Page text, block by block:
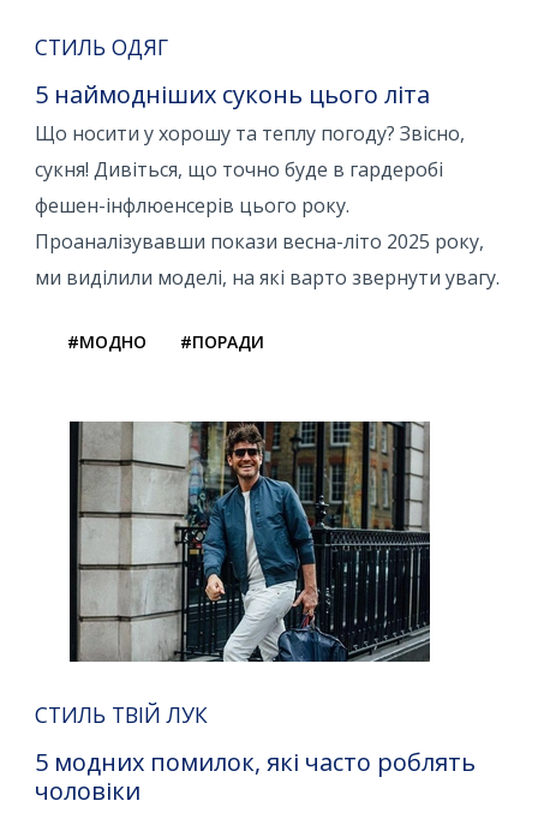
СТИЛЬ ОДЯГ
5 наймодніших суконь цього літа
Що носити у хорошу та теплу погоду? Звісно, ​​
сукня! Дивіться, що точно буде в гардеробі
фешен-інфлюенсерів цього року.
Проаналізувавши покази весна-літо 2025 року,
ми виділили моделі, на які варто звернути увагу.
#МОДНО #ПОРАДИ
СТИЛЬ ТВІЙ ЛУК
5 модних помилок, які часто роблять
чоловіки